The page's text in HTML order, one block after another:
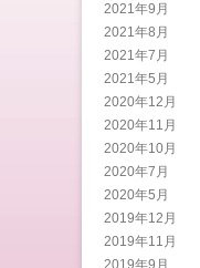
2021年9月
2021年8月
2021年7月
2021年5月
2020年12月
2020年11月
2020年10月
2020年7月
2020年5月
2019年12月
2019年11月